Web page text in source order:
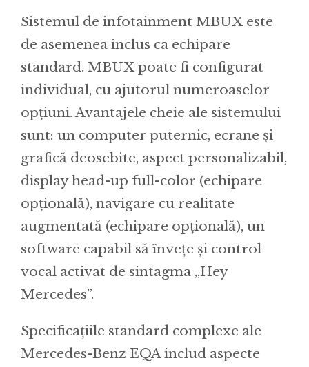
Sistemul de infotainment MBUX este
de asemenea inclus ca echipare
standard. MBUX poate fi configurat
individual, cu ajutorul numeroaselor
opțiuni. Avantajele cheie ale sistemului
sunt: un computer puternic, ecrane și
grafică deosebite, aspect personalizabil,
display head-up full-color (echipare
opțională), navigare cu realitate
augmentată (echipare opțională), un
software capabil să învețe și control
vocal activat de sintagma „Hey
Mercedes”.
Specificațiile standard complexe ale
Mercedes-Benz EQA includ aspecte